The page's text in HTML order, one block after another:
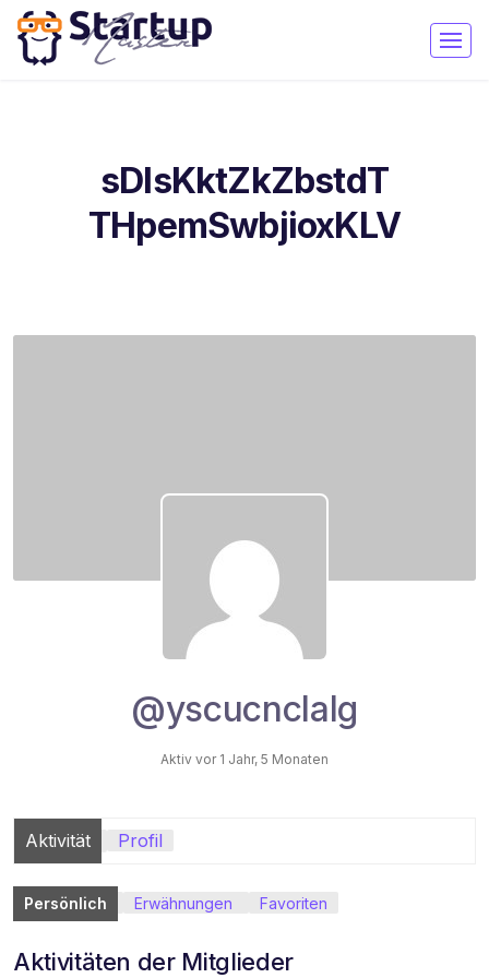
sDlsKktZkZbstdT
THpemSwbjioxKLV
@yscucnclalg
Aktiv vor 1 Jahr, 5 Monaten
Aktivität Profil
Persönlich Erwähnungen Favoriten
Aktivitäten der Mitglieder